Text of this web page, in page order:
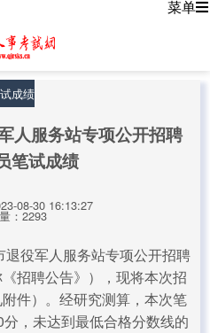
菜单
成绩
人服务站专项公开招聘
笔试成绩
08-30 16:13:27
：2293
役军人服务站专项公开招聘
招聘公告》），现将本次招
件）。经研究测算，本次笔
，未达到最低合格分数线的